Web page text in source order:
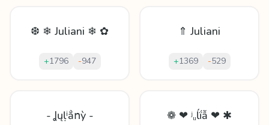
❆ ❄ Juliani ❄ ✿
+1796 -947
⇑ Juliani
+1369 -529
- Ʝųḷⁱẳոỳ - ❁ ❤ ʲᵤĺḯẫ ❤ ✱